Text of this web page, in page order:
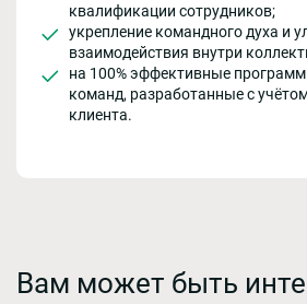
квалификации сотрудников;
укрепление командного духа и
взаимодействия внутри
на 100% эффективные
команд, разработанные с
клиента.
Вам может быть